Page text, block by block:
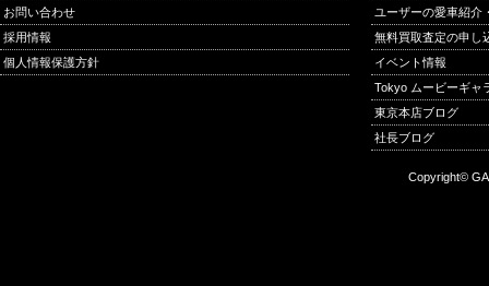
お問い合わせ
採用情報
個人情報保護方針
ユーザーの愛車紹介
無料買取査定の申し
イベント情報
Tokyo ムービーギャ
東京本店ブログ
社長ブログ
Copyright©